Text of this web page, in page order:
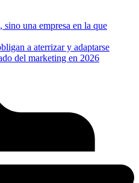
una empresa en la que
a aterrizar y adaptarse
del marketing en 2026